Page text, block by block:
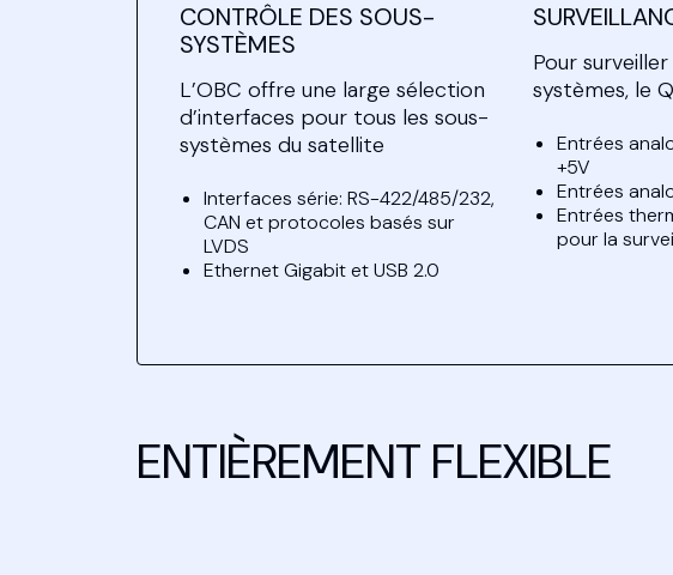
CONTRÔLE DES SOUS-
SYSTÈMES
L’OBC offre une large sélection
d’interfaces pour tous les sous-
systèmes du satellite
Interfaces série: RS-422/485/232,
CAN et protocoles basés sur
LVDS
Ethernet Gigabit et USB 2.0
Pour
systèmes, le
Entrées
+5V
Entrées
Entrées
pour la
ENTIÈREMENT FLEXIBLE